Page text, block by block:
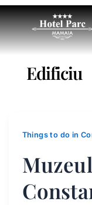
Edificiu
Things to do in